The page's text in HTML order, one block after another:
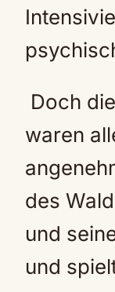
Doch
waren
des
und
und